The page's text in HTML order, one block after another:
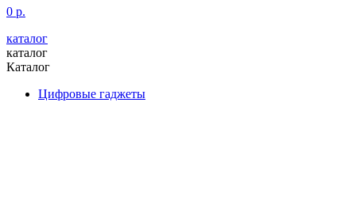
0 р.
каталог
каталог
Каталог
Цифровые гаджеты